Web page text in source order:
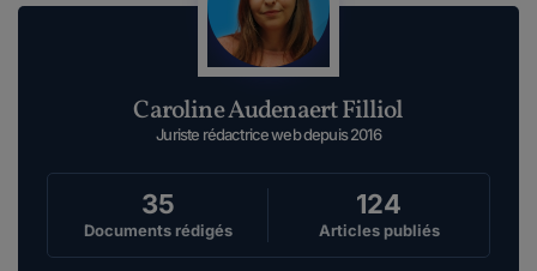
Caroline Audenaert Filliol
Juriste rédactrice web depuis 2016
35
Documents rédigés
124
Articles publiés